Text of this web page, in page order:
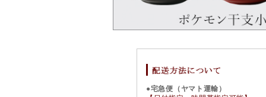
●宅急便（ヤマト運輸）